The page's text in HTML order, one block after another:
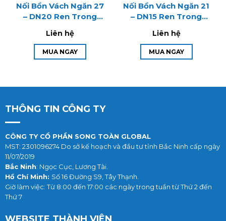
Nối Bồn Vách Ngăn 27
– DN20 Ren Trong
Connectors – Đồng
Thau
Liên hệ
MUA NGAY
Nối Bồn Vách Ngăn 21
– DN15 Ren Trong
Connectors – Đồng
Thau
Liên hệ
MUA NGAY
THÔNG TIN CÔNG TY
CÔNG TY CỔ PHẦN SONG TOÀN GLOBAL
MST: 2301096274 Do sở kế hoạch và đầu tư tỉnh Bắc Ninh cấp ngày
11/07/2019
Bắc Ninh: Ngọc Cục, Lương Tài.
Hồ Chí Minh: Số 16 Đường S9, Tây Thạnh.
Giờ làm việc: Từ 8:00 đến 17:00 các ngày trong tuần từ Thứ 2 đến
Thứ 7
WEBSITE THÀNH VIÊN